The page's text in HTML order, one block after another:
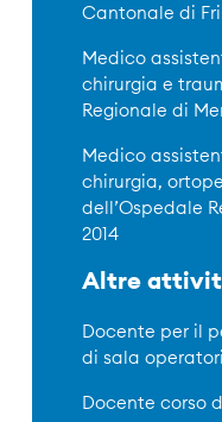
Cantonale di
Medico
chirurgia e
Regionale di
Medico
chirurgia,
dell’Ospedale
2014
Altre
Docente per il
di sala
Docente corso